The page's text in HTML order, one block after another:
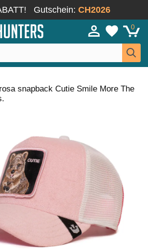
Gutschein: CH2026
0
snapback Cutie Smile More The